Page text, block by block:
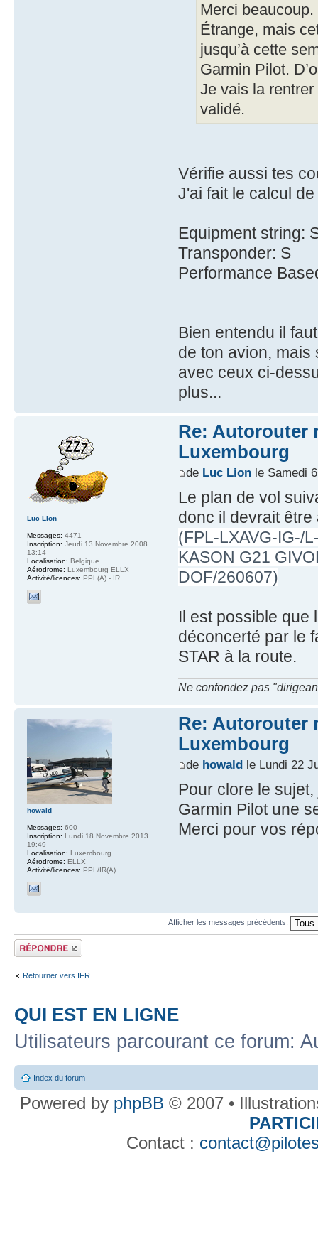
Merci beaucoup.
Étrange, mais
jusqu’à cette
Garmin Pilot.
Je vais la
validé.
Vérifie aussi tes
J'ai fait le calcul
Equipment string:
Transponder: S
Performance
Bien entendu il
de ton avion,
avec ceux ci-
plus...
Re: Autorouter
Luxembourg
de Luc Lionle Samedi
Le plan de vol
donc il devrait
(FPL-LXAVG-IG-/
KASON G21
DOF/260607)
Il est possible que
déconcerté par le
STAR à la route.
Ne confondez pas
Luc Lion
Messages: 4471
Inscription: Jeudi 13 Novembre 2008
13:14
Localisation: Belgique
Aérodrome: Luxembourg ELLX
Activité/licences: PPL(A) - IR
Re: Autorouter
Luxembourg
de howaldle Lundi 22
Pour clore le
Garmin Pilot une
Merci pour vos
howald
Messages: 600
Inscription: Lundi 18 Novembre 2013
19:49
Localisation: Luxembourg
Aérodrome: ELLX
Activité/licences: PPL/IR(A)
Afficher les messages précédents:
Répondre
Retourner vers IFR
QUI EST EN LIGNE
Utilisateurs parcourant ce forum:
Index du forum
Powered by phpBB © 2007 •
Contact :